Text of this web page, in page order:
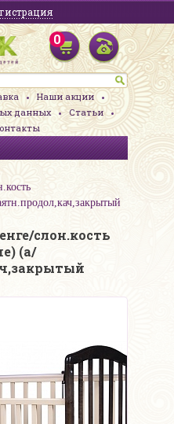
0
Наши акции
данных
Статьи
слон.кость
(а/